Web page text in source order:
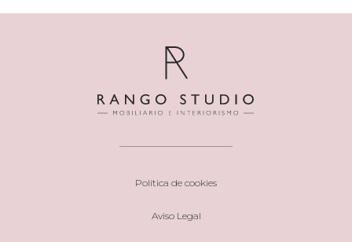
Política de cookies
Aviso Legal